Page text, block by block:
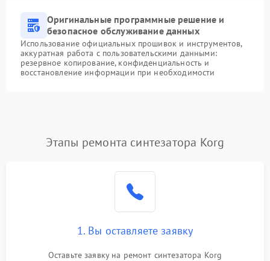
Оригинальные программные решение и
безопасное обслуживание данных
Использование официальных прошивок и инструментов,
аккуратная работа с пользовательскими данными:
резервное копирование, конфиденциальность и
восстановление информации при необходимости
Этапы ремонта синтезатора Korg
1. Вы оставляете заявку
Оставьте заявку на ремонт синтезатора Korg